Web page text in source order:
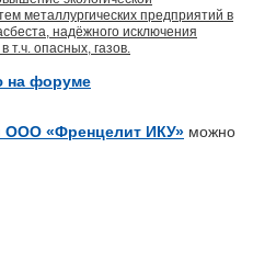
металлургических предприятий в
надёжного исключения
т.ч. опасных, газов.
на форуме
ООО «Френцелит ИКУ» можно